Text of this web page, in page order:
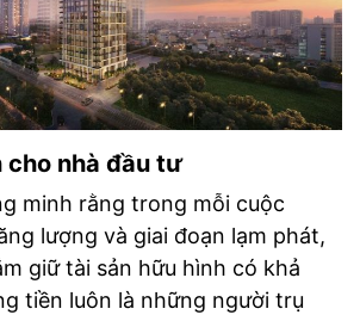
cho nhà đầu tư
minh rằng trong mỗi cuộc
lượng và giai đoạn lạm phát,
giữ tài sản hữu hình có khả
tiền luôn là những người trụ